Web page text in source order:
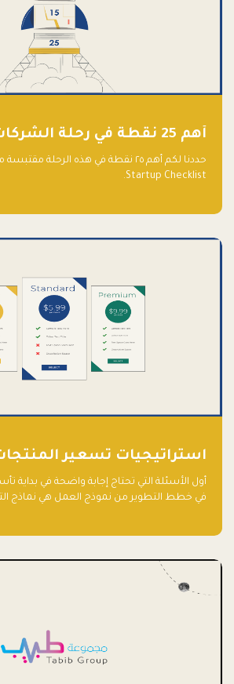
أهم 25 نقطة في رحلة الشركات الناشئة
Startup Checklist.
استراتيجيات تسعير
أول الأسئلة التي تحتاج إجابة واضحة في بداية
في خطط التطوير من نموذج العمل هي نماذج